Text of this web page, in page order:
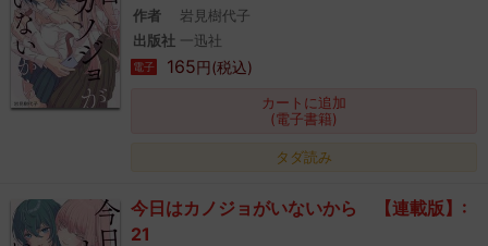
作者
岩見樹代子
出版社
一迅社
電子 165円(税込)
カートに追加
(電子書籍)
タダ読み
今日はカノジョがいないから 【連載版】:
21